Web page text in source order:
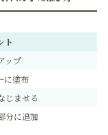
ト
ップ
に塗布
じませる
分に追加